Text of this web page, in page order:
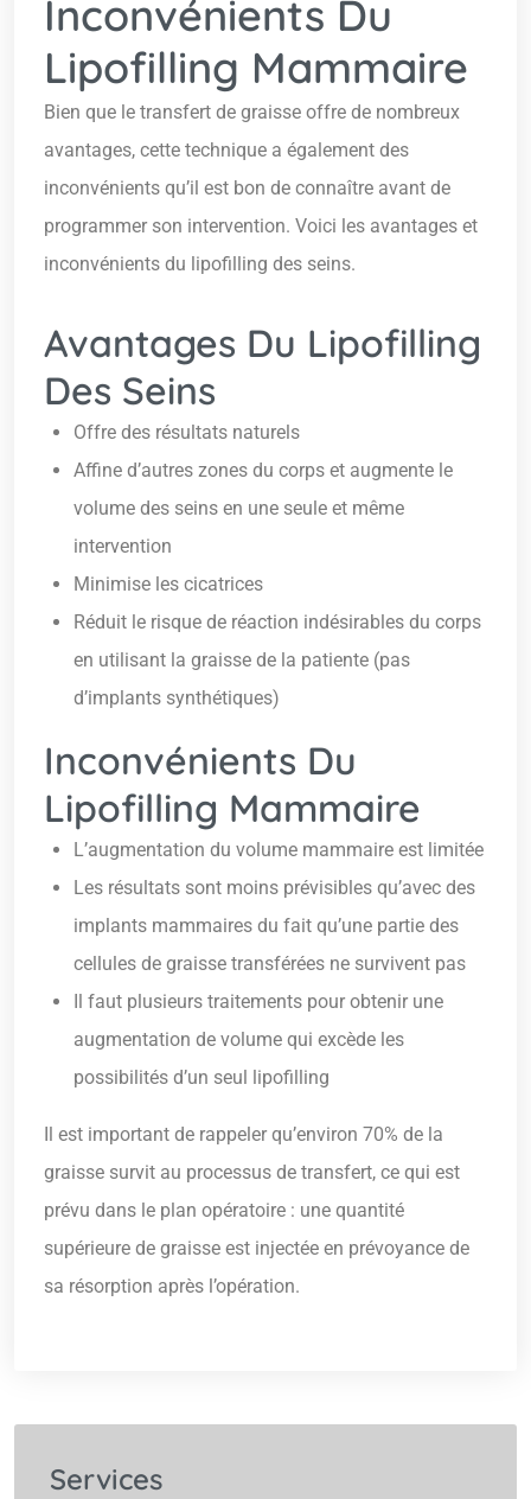
Inconvénients Du
Lipofilling Mammaire
Bien que le transfert de graisse offre de nombreux
avantages, cette technique a également des
inconvénients qu’il est bon de connaître avant de
programmer son intervention. Voici les avantages et
inconvénients du lipofilling des seins.
Avantages Du Lipofilling
Des Seins
Offre des résultats naturels
Affine d’autres zones du corps et augmente le
volume des seins en une seule et même
intervention
Minimise les cicatrices
Réduit le risque de réaction indésirables du corps
en utilisant la graisse de la patiente (pas
d’implants synthétiques)
Inconvénients Du
Lipofilling Mammaire
L’augmentation du volume mammaire est limitée
Les résultats sont moins prévisibles qu’avec des
implants mammaires du fait qu’une partie des
cellules de graisse transférées ne survivent pas
Il faut plusieurs traitements pour obtenir une
augmentation de volume qui excède les
possibilités d’un seul lipofilling
Il est important de rappeler qu’environ 70% de la
graisse survit au processus de transfert, ce qui est
prévu dans le plan opératoire : une quantité
supérieure de graisse est injectée en prévoyance de
sa résorption après l’opération.
Services